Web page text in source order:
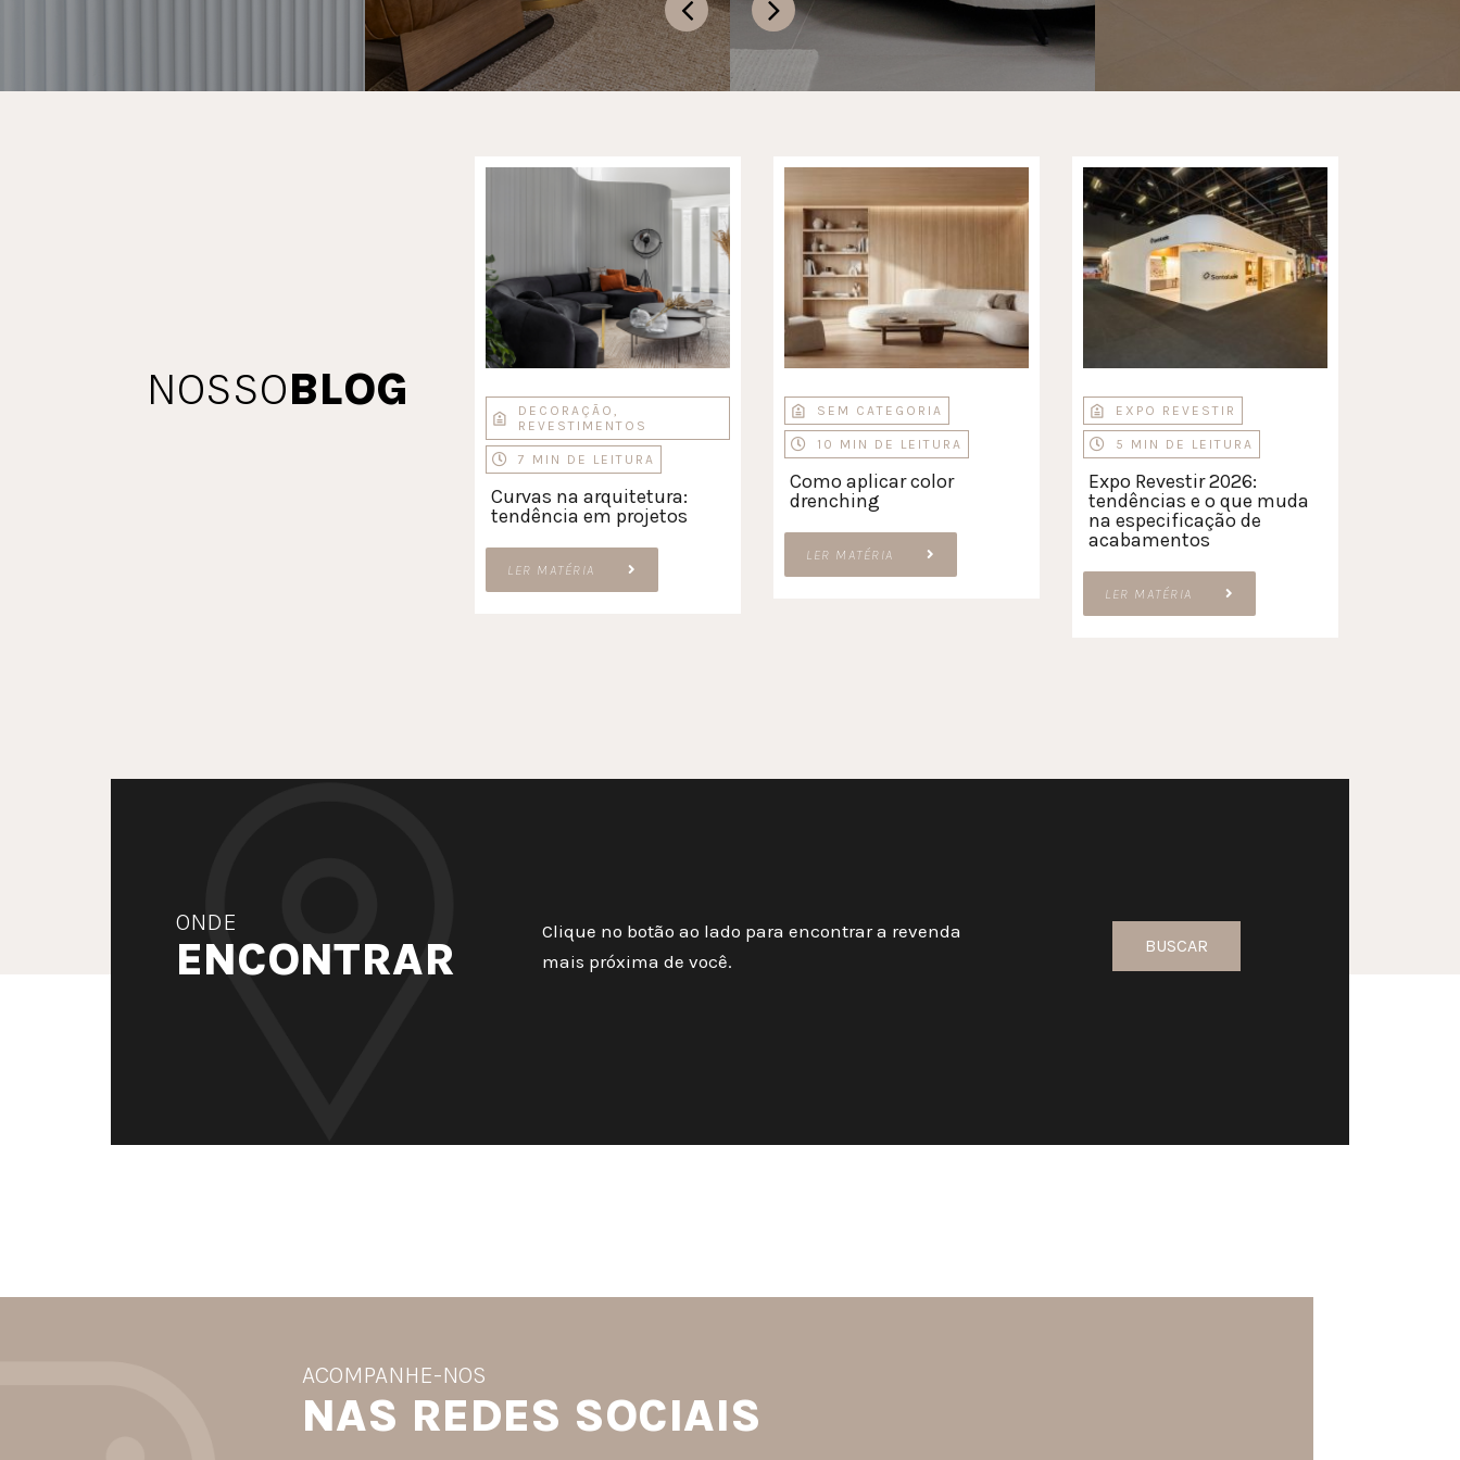
NOSSOBLOG DECORAÇÃO,
REVESTIMENTOS
7 MIN DE LEITURA
Curvas na arquitetura:
tendência em projetos
LER MATÉRIA
SEM CATEGORIA
10 MIN DE LEITURA
Como aplicar color
drenching
LER MATÉRIA
EXPO REVESTIR
5 MIN DE LEITURA
Expo Revestir 2026:
tendências e o que muda
na especificação de
acabamentos
LER MATÉRIA
ONDE
ENCONTRAR
Clique no botão ao lado para encontrar a revenda
mais próxima de você.
BUSCAR
ACOMPANHE-NOS
NAS REDES SOCIAIS